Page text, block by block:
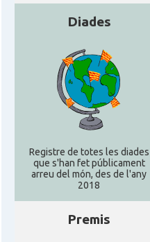
Diades
Registre de totes les diades
que s'han fet públicament
arreu del món, des de l'any
2018
Premis